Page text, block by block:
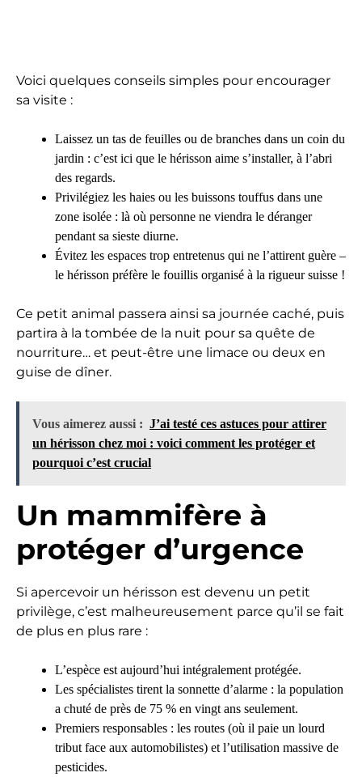
Voici quelques conseils simples pour encourager
sa visite :
Laissez un tas de feuilles ou de branches dans un coin du
jardin : c’est ici que le hérisson aime s’installer, à l’abri
des regards.
Privilégiez les haies ou les buissons touffus dans une
zone isolée : là où personne ne viendra le déranger
pendant sa sieste diurne.
Évitez les espaces trop entretenus qui ne l’attirent guère –
le hérisson préfère le fouillis organisé à la rigueur suisse !
Ce petit animal passera ainsi sa journée caché, puis
partira à la tombée de la nuit pour sa quête de
nourriture… et peut-être une limace ou deux en
guise de dîner.
Vous aimerez aussi : J’ai testé ces astuces pour attirer
un hérisson chez moi : voici comment les protéger et
pourquoi c’est crucial
Un mammifère à
protéger d’urgence
Si apercevoir un hérisson est devenu un petit
privilège, c’est malheureusement parce qu’il se fait
de plus en plus rare :
L’espèce est aujourd’hui intégralement protégée.
Les spécialistes tirent la sonnette d’alarme : la population
a chuté de près de 75 % en vingt ans seulement.
Premiers responsables : les routes (où il paie un lourd
tribut face aux automobilistes) et l’utilisation massive de
pesticides.